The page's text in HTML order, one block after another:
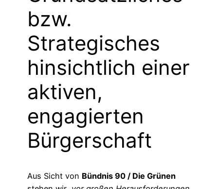
bzw.
Strategisches
hinsichtlich einer
aktiven,
engagierten
Bürgerschaft
Aus Sicht von Bündnis 90 / Die Grünen